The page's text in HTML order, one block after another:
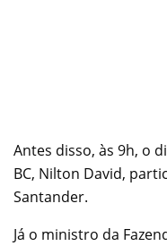
Antes disso, às 9h, o
BC, Nilton David,
Santander.
Já o ministro da